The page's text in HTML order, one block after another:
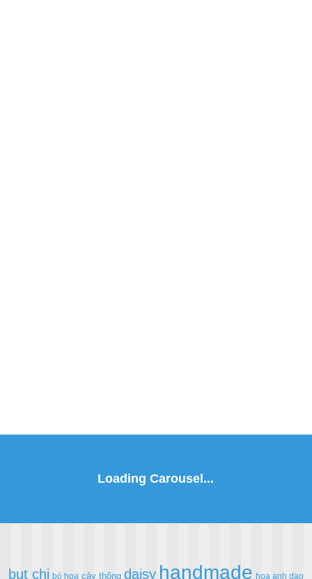
but chi bó hoa cây thông daisy handmade hoa anh dao